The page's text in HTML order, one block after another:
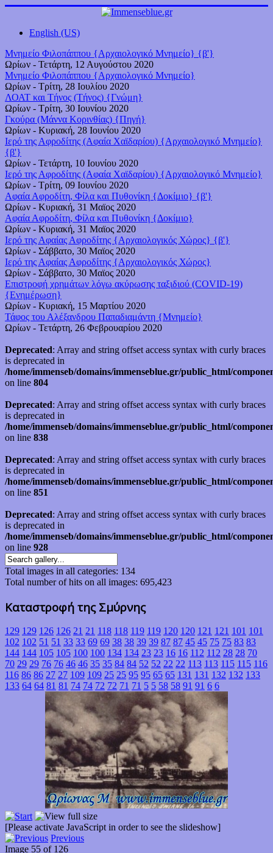
English (US)
Μνημείο Φιλοπάππου {Αρχαιολογικό Μνημείο} {β'}
Ωρίων - Τετάρτη, 12 Αυγούστου 2020
Μνημείο Φιλοπάππου {Αρχαιολογικό Μνημείο}
Ωρίων - Τρίτη, 28 Ιουλίου 2020
ΛΟΑΤ και Τήνος (Τήνος) {Γνώμη}
Ωρίων - Τρίτη, 30 Ιουνίου 2020
Γκούρα (Μάννα Κορινθίας) {Πηγή}
Ωρίων - Κυριακή, 28 Ιουνίου 2020
Ιερό της Αφροδίτης (Αφαία Χαϊδαρίου) {Αρχαιολογικό Μνημείο}
{β'}
Ωρίων - Τετάρτη, 10 Ιουνίου 2020
Ιερό της Αφροδίτης (Αφαία Χαϊδαρίου) {Αρχαιολογικό Μνημείο}
Ωρίων - Τρίτη, 09 Ιουνίου 2020
Αφαία Αφροδίτη, Φίλα και Πυθονίκη {Δοκίμιο} {β'}
Ωρίων - Κυριακή, 31 Μαϊος 2020
Αφαία Αφροδίτη, Φίλα και Πυθονίκη {Δοκίμιο}
Ωρίων - Κυριακή, 31 Μαϊος 2020
Ιερό της Αφαίας Αφροδίτης {Αρχαιολογικός Χώρος} {β'}
Ωρίων - Σάββατο, 30 Μαϊος 2020
Ιερό της Αφαίας Αφροδίτης {Αρχαιολογικός Χώρος}
Ωρίων - Σάββατο, 30 Μαϊος 2020
Επιστροφή χρημάτων λόγω ακύρωσης ταξιδιού (COVID-19)
{Ενημέρωση}
Ωρίων - Κυριακή, 15 Μαρτίου 2020
Τάφος του Αλέξανδρου Παπαδιαμάντη {Μνημείο}
Ωρίων - Τετάρτη, 26 Φεβρουαρίου 2020
Deprecated: Array and string offset access syntax with curly braces
is deprecated in
/home/immenseb/domains/immenseblue.gr/public_html/
on line 804
Deprecated: Array and string offset access syntax with curly braces
is deprecated in
/home/immenseb/domains/immenseblue.gr/public_html/
on line 838
Deprecated: Array and string offset access syntax with curly braces
is deprecated in
/home/immenseb/domains/immenseblue.gr/public_html/
on line 851
Deprecated: Array and string offset access syntax with curly braces
is deprecated in
/home/immenseb/domains/immenseblue.gr/public_html/
on line 928
Total images in all categories: 134
Total number of hits on all images: 695,423
Καταστροφή της Σμύρνης
129 129 126 126 21 21 118 118 119 119 120 120 121 121 101 101
102 102 51 51 33 33 69 69 38 38 39 39 87 87 45 45 75 75 83 83
144 144 105 105 100 100 134 134 23 23 16 16 112 112 28 28 70
70 29 29 76 76 46 46 35 35 84 84 52 52 22 22 113 113 115 115 116
116 86 86 27 27 109 109 25 25 95 95 65 65 131 131 132 132 133
133 64 64 81 81 74 74 72 72 71 71 5 5 58 58 91 91 6 6
[Please activate JavaScript in order to see the slideshow]
Previous
Image 55 of 126